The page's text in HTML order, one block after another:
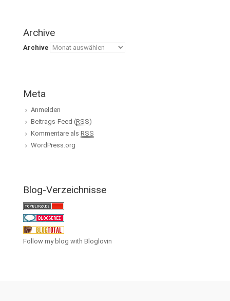
Archive
Archive
Meta
Anmelden
Beitrags-Feed (RSS)
Kommentare als RSS
WordPress.org
Blog-Verzeichnisse
Follow my blog with Bloglovin